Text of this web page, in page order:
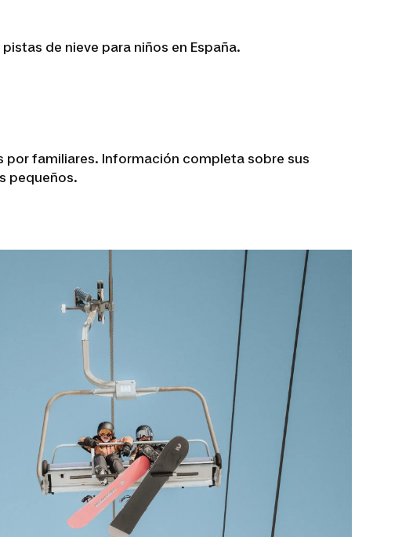
de nieve para niños en España.
por familiares. Información completa sobre sus
pequeños.